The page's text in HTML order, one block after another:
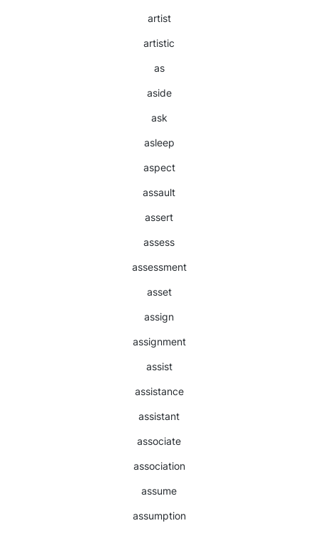
artist
artistic
as
aside
ask
asleep
aspect
assault
assert
assess
assessment
asset
assign
assignment
assist
assistance
assistant
associate
association
assume
assumption